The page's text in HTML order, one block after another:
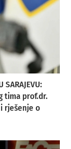
SARAJEVU:
tima prof.dr.
rješenje o